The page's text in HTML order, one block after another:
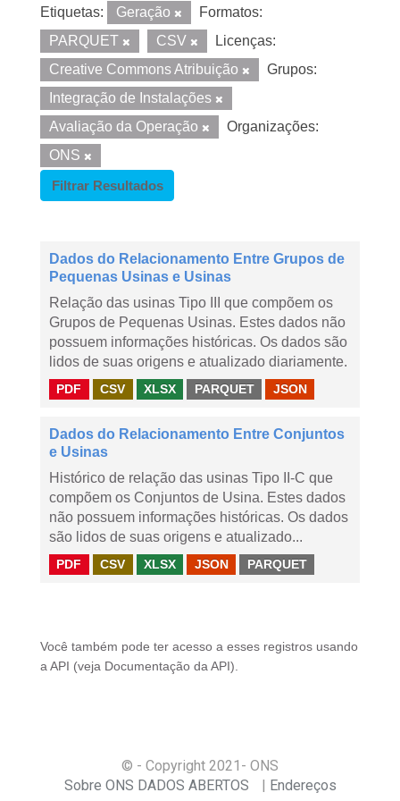
Etiquetas: Geração
Formatos:
PARQUET
CSV
Licenças:
Creative Commons Atribuição
Grupos:
Integração de Instalações
Avaliação da Operação
Organizações:
ONS
Filtrar Resultados
Dados do Relacionamento Entre Grupos de
Pequenas Usinas e Usinas
Relação das usinas Tipo III que compõem os
Grupos de Pequenas Usinas. Estes dados não
possuem informações históricas. Os dados são
lidos de suas origens e atualizado diariamente.
PDF CSV XLSX PARQUET JSON
Dados do Relacionamento Entre Conjuntos
e Usinas
Histórico de relação das usinas Tipo II-C que
compõem os Conjuntos de Usina. Estes dados
não possuem informações históricas. Os dados
são lidos de suas origens e atualizado...
PDF CSV XLSX JSON PARQUET
Você também pode ter acesso a esses registros usando
a API (veja Documentação da API ).
© - Copyright 2021 - ONS
Sobre ONS DADOS ABERTOS
Endereços